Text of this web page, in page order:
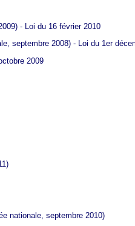
- Loi du 16 février 2010
septembre 2008) - Loi du 1er
2009
nationale, septembre 2010)